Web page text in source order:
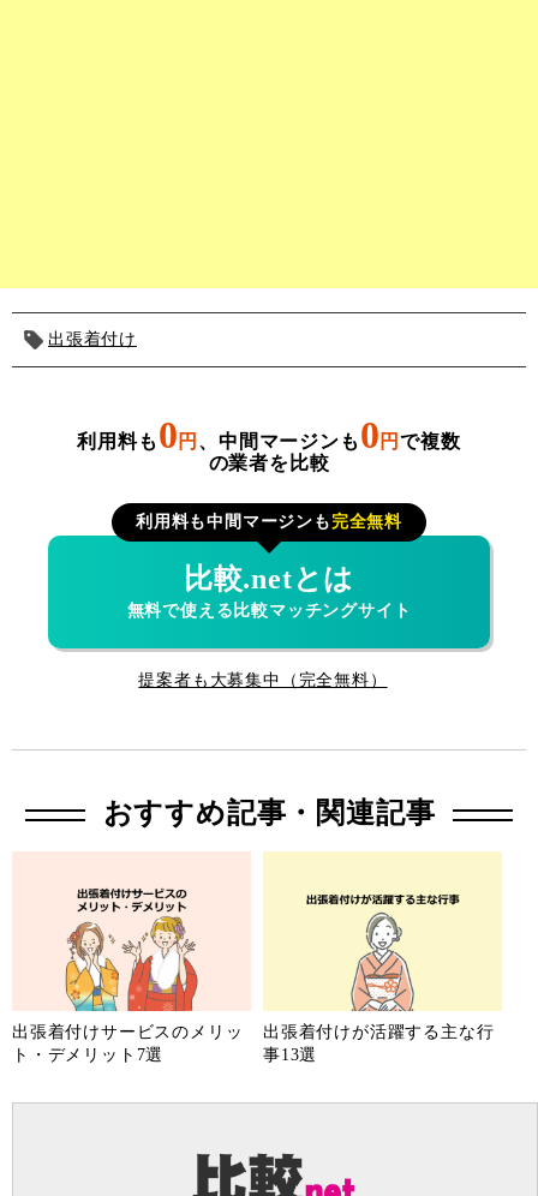
出張着付け
利用料も 0 円 、中間マージンも 0 円で複数
の業者を比較
利用料も中間マージンも 完全無料
比較.netとは
無料で使える比較マッチングサイト
提案者も大募集中（完全無料）
おすすめ記事・関連記事
出張着付けサービスのメリッ
ト・デメリット7選
出張着付けが活躍する主な行
事13選